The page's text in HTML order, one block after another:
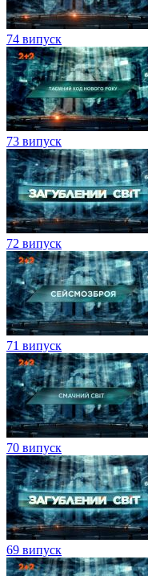
74 випуск
73 випуск
72 випуск
71 випуск
70 випуск
69 випуск